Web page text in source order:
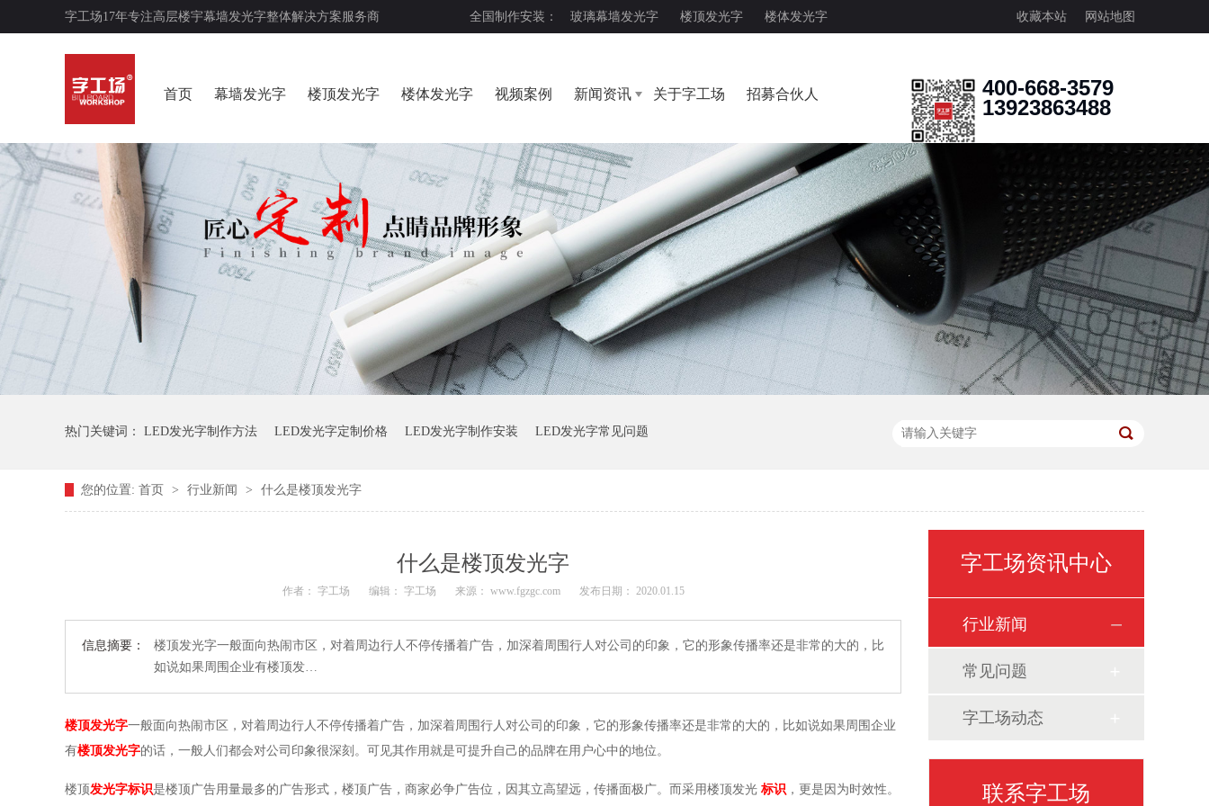
收藏本站 网站地图
字工场17年专注高层楼宇幕墙发光字整体解决方案服务商 全国制作安装： 玻璃幕墙发光字 楼顶发光字 楼体发光字
首页 幕墙发光字 楼顶发光字 楼体发光字 视频案例 新闻资讯 关于字工场 招募合伙人
400-668-3579
13923863488
热门关键词： LED发光字制作方法 LED发光字定制价格 LED发光字制作安装 LED发光字常见问题
您的位置: 首页 > 行业新闻 > 什么是楼顶发光字
什么是楼顶发光字
作者： 字工场 编辑： 字工场 来源： www.fgzgc.com 发布日期： 2020.01.15
信息摘要：
楼顶发光字一般面向热闹市区，对着周边行人不停传播着广告，加深着周围行人对公司的印象，它的形象传播率还是非常的大的，比
如说如果周围企业有楼顶发…
楼顶发光字一般面向热闹市区，对着周边行人不停传播着广告，加深着周围行人对公司的印象，它的形象传播率还是非常的大的，比如说如果周围企业
有楼顶发光字的话，一般人们都会对公司印象很深刻。可见其作用就是可提升自己的品牌在用户心中的地位。
楼顶发光字标识是楼顶广告用量最多的广告形式，楼顶广告，商家必争广告位，因其立高望远，传播面极广。而采用楼顶发光 标识 ，更是因为时效性。
字工场资讯中心
行业新闻
常见问题
字工场动态
联系字工场